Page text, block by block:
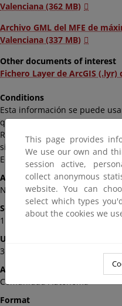
Valenciana (362 MB)
Archivo GML del MFE de
Valenciana (337 MB)
Other documents of interest
Fichero Layer de ArcGIS
Conditions
Esta información se puede
que se mencione al Ministerio
Reto Demográfico como
siguiente manera: Fuente: «©
Ecológica y el Reto
Ambit
Nacional
Scale
1:25..000
Update
31/12/2024
Availability
Comunidad Autónoma
Format
This page provides
We use our own and
session active,
collect anonymous
website. You can
select which types
about the cookies we